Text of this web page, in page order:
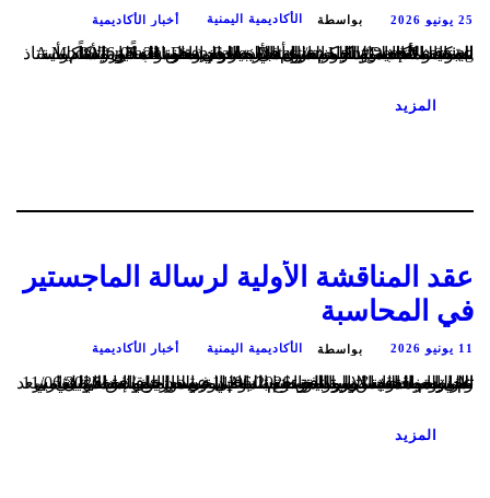
25 يونيو 2026 بواسطة الأكاديمية اليمنية أخبار الأكاديمية
عقدت الأكاديمية اليمنية يوم الأربعاء الموافق 24-06-2026م المناقشة العلنية لرسالة الماجستير في تقنية المعلومات الموسومة ب “A Model for Facial Deep Fakes Detection Using Deep Learning“ للباحث/ عبدالاله احمد محمد العلايا. وتشكلت لجنة المناقشة والحكم من:أستاذ علوم الحاسوب في الأكاديمية اليمنية الأستاذ الدكتور خليل سعيد الوجيه -مناقشاً ورئيساً، وأستاذ شبكات الحاسوب المشارك في جامعة ذمار...
المزيد
عقد المناقشة الأولية لرسالة الماجستير
في المحاسبة
11 يونيو 2026 بواسطة الأكاديمية اليمنية أخبار الأكاديمية
تم اليوم الخميس الموافق 11/06/2026 عقد المناقشة الاولية الخاصة بالماجستير للباحث/ إسماعيل مسعد علي احمد الشامي والموسومة ب ” دور المراجع الداخلي في تعزيز مصداقية تقارير الاستدامة دراسة ميدانية علتم اليوم الخميس الموافق 11/06/2026 عقد المناقشة الاولية الخاصة بالماجستير للباحث/ إسماعيل مسعد علي احمد الشامي والموسومة ب ” دور المراجع الداخلي في تعزيز مصداقية الاستدامة...
المزيد